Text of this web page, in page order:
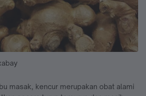
masak, kencur merupakan obat alami